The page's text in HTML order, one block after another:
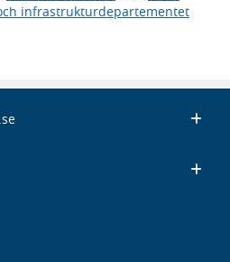
infrastrukturdepartementet